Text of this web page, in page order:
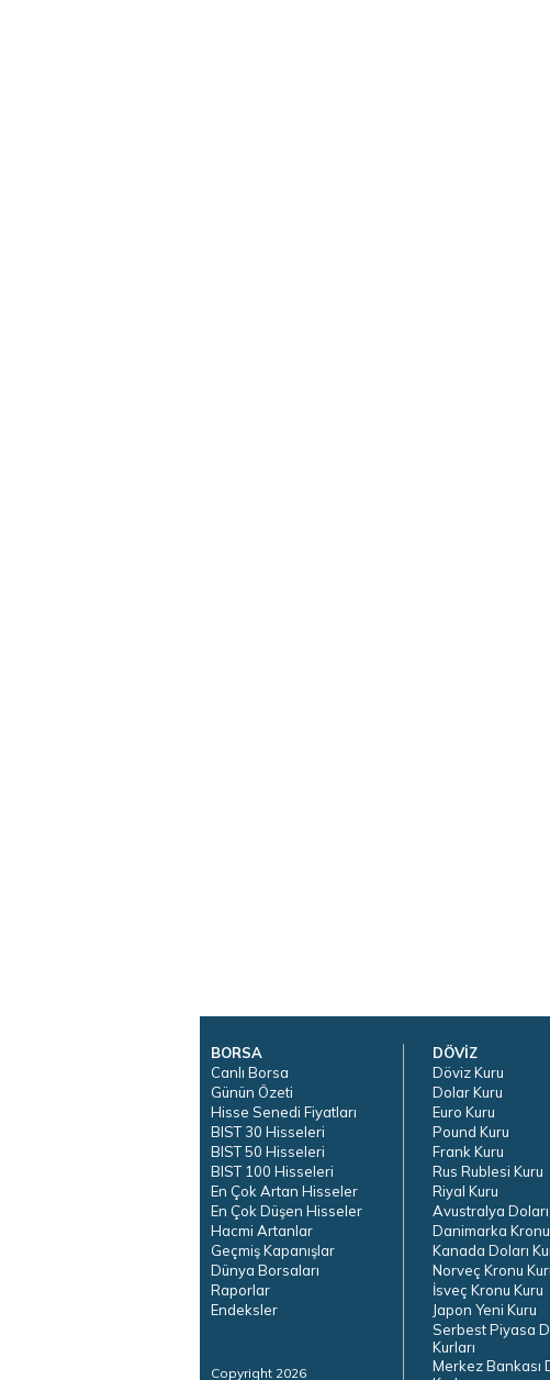
BORSA
Canlı Borsa
Günün Özeti
Hisse Senedi Fiyatları
BIST 30 Hisseleri
BIST 50 Hisseleri
BIST 100 Hisseleri
En Çok Artan Hisseler
En Çok Düşen Hisseler
Hacmi Artanlar
Geçmiş Kapanışlar
Dünya Borsaları
Raporlar
Endeksler
Copyright 2026
DÖVİZ
Döviz Kuru
Dolar Kuru
Euro Kuru
Pound Kuru
Frank Kuru
Rus Rublesi Kuru
Riyal Kuru
Avustralya Doları
Danimarka
Kanada Doları
Norveç Kronu
İsveç Kronu Kuru
Japon Yeni Kuru
Serbest Piyasa
Kurları
Merkez Bankası